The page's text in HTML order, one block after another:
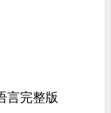
言完整版